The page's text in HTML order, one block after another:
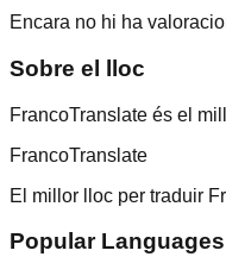
Encara no hi ha
Sobre el lloc
FrancoTranslate és el
FrancoTranslate
El millor lloc per traduir
Popular Languages